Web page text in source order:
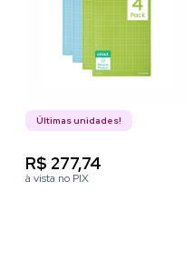
Últimas unidades!
R$ 277,74
à vista no PIX